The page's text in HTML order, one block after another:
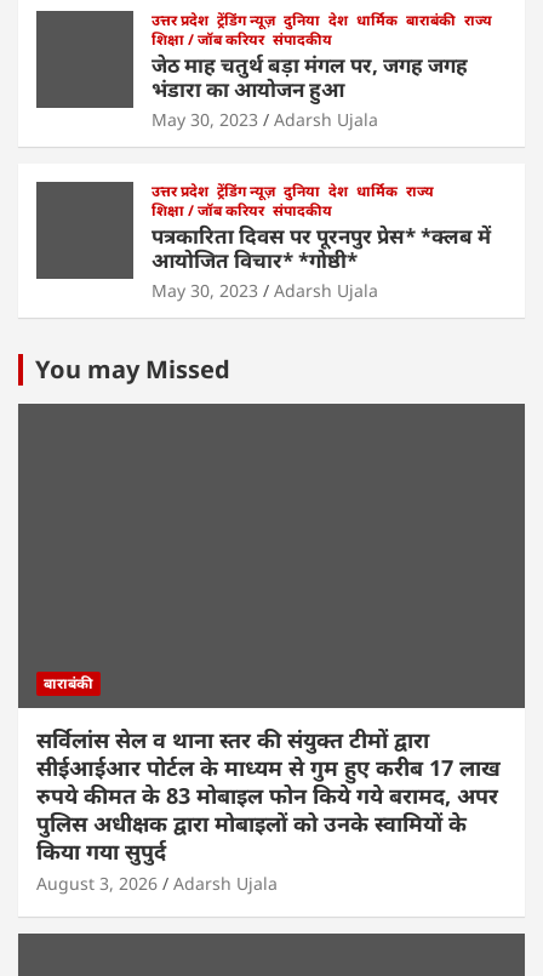
उत्तर प्रदेश ट्रेंडिंग न्यूज़ दुनिया देश धार्मिक बाराबंकी राज्य
शिक्षा / जॉब करियर संपादकीय
जेठ माह चतुर्थ बड़ा मंगल पर, जगह जगह
भंडारा का आयोजन हुआ
May 30, 2023 Adarsh Ujala
उत्तर प्रदेश ट्रेंडिंग न्यूज़ दुनिया देश धार्मिक राज्य
शिक्षा / जॉब करियर संपादकीय
पत्रकारिता दिवस पर पूरनपुर प्रेस* *क्लब में
आयोजित विचार* *गोष्ठी*
May 30, 2023 Adarsh Ujala
You may Missed
बाराबंकी
सर्विलांस सेल व थाना स्तर की संयुक्त टीमों द्वारा
सीईआईआर पोर्टल के माध्यम से गुम हुए करीब 17 लाख
रुपये कीमत के 83 मोबाइल फोन किये गये बरामद, अपर
पुलिस अधीक्षक द्वारा मोबाइलों को उनके स्वामियों के
किया गया सुपुर्द
August 3, 2026 Adarsh Ujala